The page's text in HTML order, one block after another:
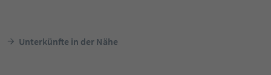
Unterkünfte in der Nähe